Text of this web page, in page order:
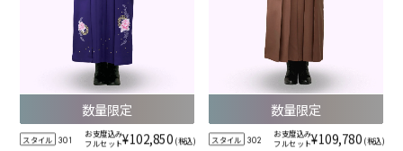
数量限定
スタイル 301
お支度込み
フルセット¥102,850 (税込)
数量限定
スタイル 302
お支度込み
フルセット¥109,780 (税込)